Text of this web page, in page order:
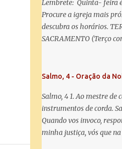
ó doce e sempre Virgem
nós Santa Mãe de Deus.
dignos das promessas
Lembrete: Quinta- feira
Procure a igreja mais
descubra os horários.
SACRAMENTO (Terço
Sacramentado, não
coração ao Vosso e o
sem Vós morra eu! Nas
Sacramento de Amor!
Glória ao Pai: Cristo pão
Salmo, 4 - Oração da
Salmo, 4 1. Ao mestre de
instrumentos de corda.
Quando vos invoco,
minha justiça, vós que na